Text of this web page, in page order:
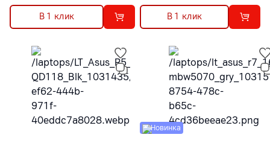
В 1 клик В 1 клик
Новинка